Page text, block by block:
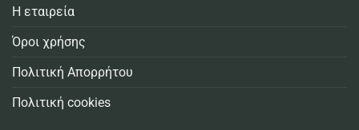
Η εταιρεία
Όροι χρήσης
Πολιτική Απορρήτου
Πολιτική cookies